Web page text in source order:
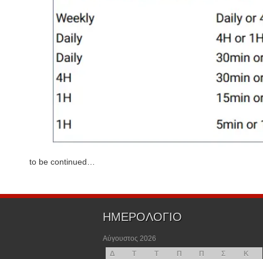
to be continued…
ΗΜΕΡΟΛΟΓΙΟ
Αύγουστος 2026
Δ
Τ Τ Π Π Σ
Κ